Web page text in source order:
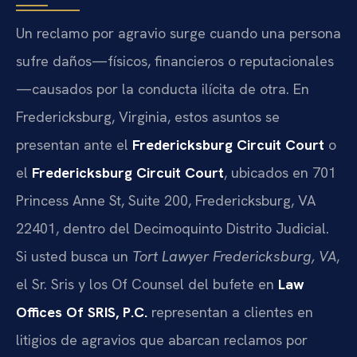
Un reclamo por agravio surge cuando una persona
sufre daños—físicos, financieros o reputacionales
—causados por la conducta ilícita de otra. En
Fredericksburg, Virginia, estos asuntos se
presentan ante el Fredericksburg Circuit Court o
el Fredericksburg Circuit Court, ubicados en 701
Princess Anne St, Suite 200, Fredericksburg, VA
22401, dentro del Decimoquinto Distrito Judicial.
Si usted busca un Tort Lawyer Fredericksburg, VA,
el Sr. Sris y los Of Counsel del bufete en Law
Offices Of SRIS, P.C. representan a clientes en
litigios de agravios que abarcan reclamos por